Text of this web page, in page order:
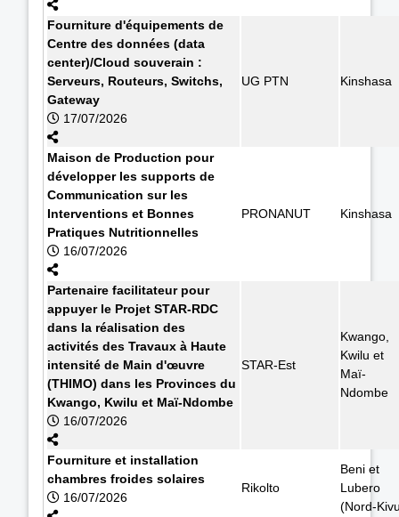
Fourniture d'équipements de
Centre des données (data
center)/Cloud souverain :
Serveurs, Routeurs, Switchs,
Gateway
17/07/2026
UG PTN Kinshasa
Maison de Production pour
développer les supports de
Communication sur les
Interventions et Bonnes
Pratiques Nutritionnelles
16/07/2026
PRONANUT Kinshasa
Partenaire facilitateur pour
appuyer le Projet STAR-RDC
dans la réalisation des
activités des Travaux à Haute
intensité de Main d'œuvre
(THIMO) dans les Provinces du
Kwango, Kwilu et Maï-Ndombe
16/07/2026
STAR-Est
Kwango,
Kwilu et
Maï-
Ndombe
Fourniture et installation
chambres froides solaires
16/07/2026
Rikolto
Beni et
Lubero
(Nord-